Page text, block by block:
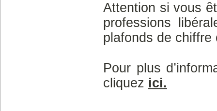
Attention si vous
professions
plafonds de chiffre
Pour plus
cliquez ici.